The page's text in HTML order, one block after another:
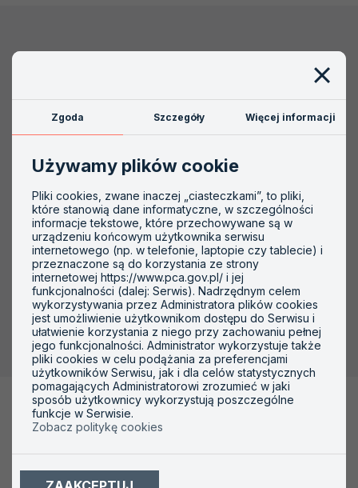
Skarga na akredytowany podmiot powinna zostać
najpierw złożona w tym podmiocie, zanim zostanie
wniesiona do PCA.
odpowiedzi od akredytowanego podmiotu, PCA
podejmuje kroki mające na celu rozpatrzenie skargi,
pod warunkiem, że skarga dotyczy akredytowanej
działalności. W przypadku wątpliwości co do
spełniania wymagań akredytacyjnych, PCA
przeprowadza ocenę akredytowanego podmiotu w
ramach nadzoru specjalnego. Dane skarżącego nie są
ujawniane, chyba że skarżący wyrazi na to zgodę.
Terminowość
rozpatrywania skarg
Zgoda Szczegóły Więcej informacji
Używamy plików cookie
Pliki cookies, zwane inaczej „ciasteczkami”, to pliki,
które stanowią dane informatyczne, w szczególności
informacje tekstowe, które przechowywane są w
urządzeniu końcowym użytkownika serwisu
internetowego (np. w telefonie, laptopie czy tablecie) i
przeznaczone są do korzystania ze strony
internetowej https://www.pca.gov.pl/ i jej
funkcjonalności (dalej: Serwis). Nadrzędnym celem
wykorzystywania przez Administratora plików cookies
jest umożliwienie użytkownikom dostępu do Serwisu i
ułatwienie korzystania z niego przy zachowaniu pełnej
jego funkcjonalności. Administrator wykorzystuje także
pliki cookies w celu podążania za preferencjami
użytkowników Serwisu, jak i dla celów statystycznych
pomagających Administratorowi zrozumieć w jaki
sposób użytkownicy wykorzystują poszczególne
funkcje w Serwisie.
Zobacz politykę cookies